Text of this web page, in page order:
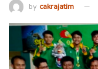
by cakrajatim